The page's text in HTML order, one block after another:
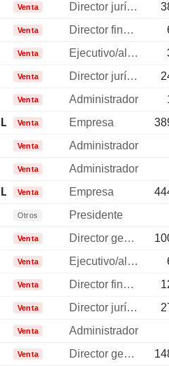
Venta Director jurídico
Venta Director financiero
Venta Ejecutivo/alto directivo
Venta Director jurídico
Venta Administrador
(California)
Venta Empresa
Venta
Administrador
Venta
Administrador
(California)
Venta Empresa
Otros
Presidente
Venta Director general
Venta Ejecutivo/alto directivo
Venta Director financiero
Venta Director jurídico
Venta
Administrador
Venta Director general